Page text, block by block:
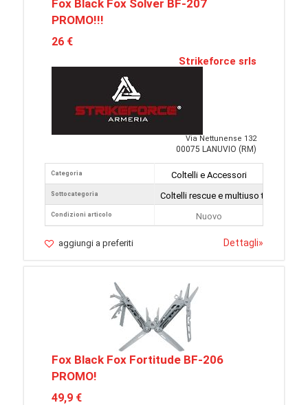
Fox Black Fox Solver BF-207
PROMO!!!
26 €
Strikeforce srls
Via Nettunense 132
00075 LANUVIO (RM)
Categoria
Sottocategoria
Condizioni articolo
Coltelli e Accessori
Coltelli rescue e multiuso tattici
Nuovo
aggiungi a preferiti Dettagli»
Fox Black Fox Fortitude BF-206
PROMO!
49,9 €